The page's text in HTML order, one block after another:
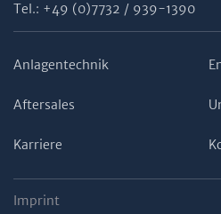
Tel.: +49 (0)7732 / 939-1390
Anlagentechnik
Aftersales
Karriere
Imprint